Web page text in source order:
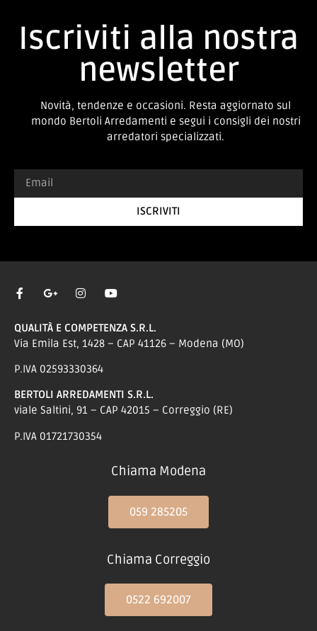
Iscriviti alla nostra
newsletter
Novità, tendenze e occasioni. Resta aggiornato sul
mondo Bertoli Arredamenti e segui i consigli dei nostri
arredatori specializzati.
ISCRIVITI
QUALITÀ E COMPETENZA S.R.L.
Via Emila Est, 1428 – CAP 41126 – Modena (MO)
P.IVA 02593330364
BERTOLI ARREDAMENTI S.R.L.
viale Saltini, 91 – CAP 42015 – Correggio (RE)
P.IVA 01721730354
Chiama Modena
059 285205
Chiama Correggio
0522 692007